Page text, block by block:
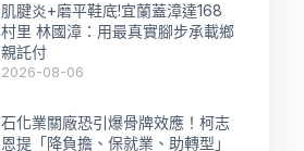
肌腱炎+磨平鞋底!宜蘭蓋漳達168
村里 林國漳：用最真實腳步承載鄉
親託付
2026-08-06
石化業關廠恐引爆骨牌效應！柯志
恩提「降負擔、保就業、助轉型」